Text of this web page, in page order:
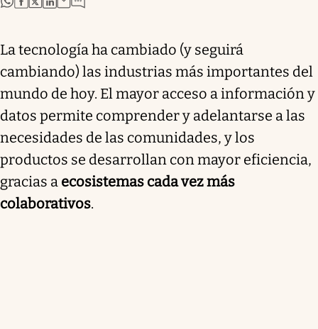
La tecnología ha cambiado (y seguirá
cambiando) las industrias más importantes del
mundo de hoy. El mayor acceso a información y
datos permite comprender y adelantarse a las
necesidades de las comunidades, y los
productos se desarrollan con mayor eficiencia,
gracias a ecosistemas cada vez más
colaborativos.